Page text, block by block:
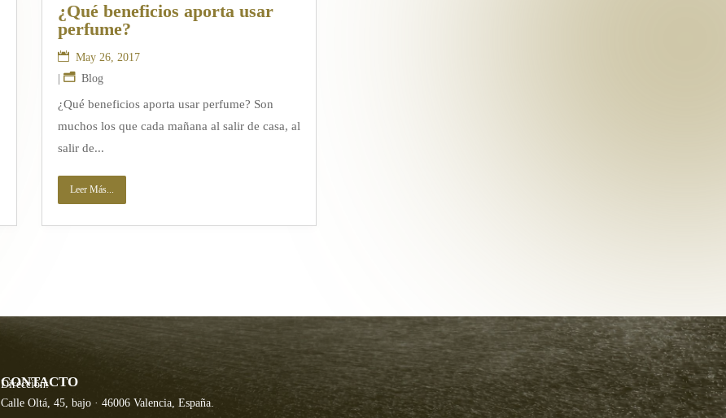
¿Qué beneficios aporta usar
perfume?
May 26, 2017
Blog
¿Qué beneficios aporta usar perfume? Son
muchos los que cada mañana al salir de casa, al
salir de...
Leer Más...
CONTACTO
Dirección:
Calle Oltá, 45, bajo · 46006 Valencia, España.